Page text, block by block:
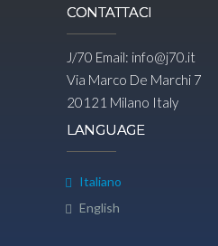
CONTATTACI
J/70 Email: info@j70.it
Via Marco De Marchi 7
20121 Milano Italy
LANGUAGE
Italiano
English